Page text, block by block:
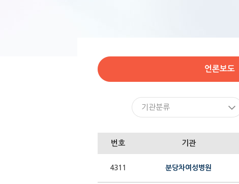
언론보도
기관분류
번호 기관
4311 분당차여성병원